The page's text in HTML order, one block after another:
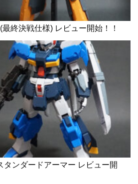
終決戦仕様) レビュー開始！！
タンダードアーマー レビュー開